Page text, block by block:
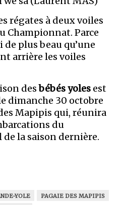
régates à deux voiles
Championnat. Parce
de plus beau qu’une
arrière les voiles
desbébés yoles est
dimanche 30 octobre
Mapipis qui, réunira
du
la saison dernière.
YOLE
PAGAIE DES MAPIPIS